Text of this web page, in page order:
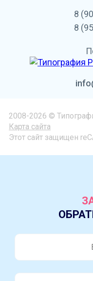
8
8
2008-2026 ©
Карта сайта
Этот сайт защищен